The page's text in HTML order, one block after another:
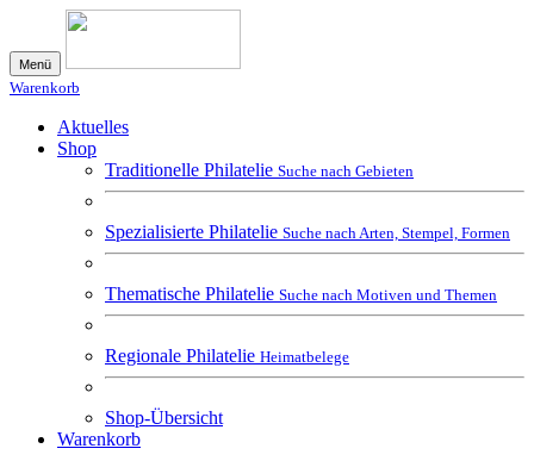
Menü
Warenkorb
Aktuelles
Shop
Traditionelle Philatelie Suche nach Gebieten
Spezialisierte Philatelie Suche nach Arten, Stempel, Formen
Thematische Philatelie Suche nach Motiven und Themen
Regionale Philatelie Heimatbelege
Shop-Übersicht
Warenkorb